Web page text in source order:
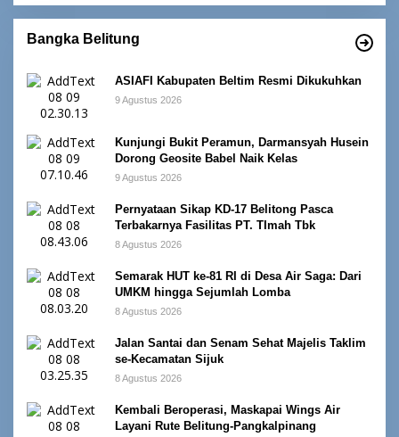
Bangka Belitung
ASIAFI Kabupaten Beltim Resmi Dikukuhkan
9 Agustus 2026
Kunjungi Bukit Peramun, Darmansyah Husein
Dorong Geosite Babel Naik Kelas
9 Agustus 2026
Pernyataan Sikap KD-17 Belitong Pasca
Terbakarnya Fasilitas PT. TImah Tbk
8 Agustus 2026
Semarak HUT ke-81 RI di Desa Air Saga: Dari
UMKM hingga Sejumlah Lomba
8 Agustus 2026
Jalan Santai dan Senam Sehat Majelis Taklim
se-Kecamatan Sijuk
8 Agustus 2026
Kembali Beroperasi, Maskapai Wings Air
Layani Rute Belitung-Pangkalpinang